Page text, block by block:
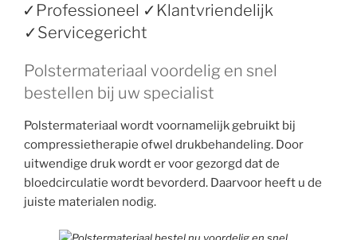
✓Professioneel ✓Klantvriendelijk
✓Servicegericht
Polstermateriaal voordelig en snel
bestellen bij uw specialist
Polstermateriaal wordt voornamelijk gebruikt bij
compressietherapie ofwel drukbehandeling. Door
uitwendige druk wordt er voor gezorgd dat de
bloedcirculatie wordt bevorderd. Daarvoor heeft u de
juiste materialen nodig.